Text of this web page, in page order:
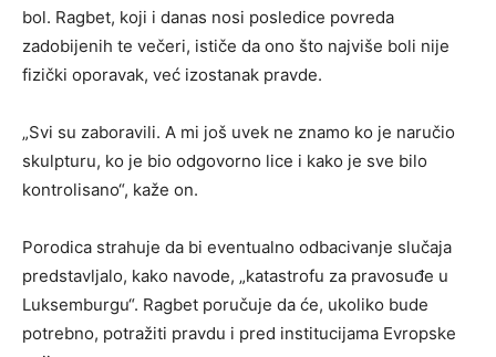
bol. Ragbet, koji i danas nosi posledice povreda
zadobijenih te večeri, ističe da ono što najviše boli nije
fizički oporavak, već izostanak pravde.
„Svi su zaboravili. A mi još uvek ne znamo ko je naručio
skulpturu, ko je bio odgovorno lice i kako je sve bilo
kontrolisano“, kaže on.
Porodica strahuje da bi eventualno odbacivanje slučaja
predstavljalo, kako navode, „katastrofu za pravosuđe u
Luksemburgu“. Ragbet poručuje da će, ukoliko bude
potrebno, potražiti pravdu i pred institucijama Evropske